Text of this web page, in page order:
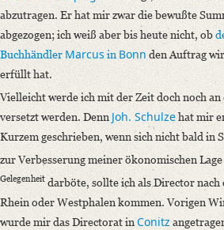
abzutragen. Er hat mir zwar die bewußte
abgezogen; ich weiß aber bis heute nicht, ob
Buchhändler Marcus in Bonn den Auftrag
erfüllt hat.
Vielleicht werde ich mit der Zeit doch noch an
versetzt werden. Denn Joh. Schulzehat mir
Kurzem geschrieben, wenn sich nicht bald in
zur Verbesserung meiner ökonomischen Lage
Gelegenheit darböte, sollte ich als Director nach
Rhein oder Westphalen kommen. Vorigen
wurde mir das Directorat inConitz